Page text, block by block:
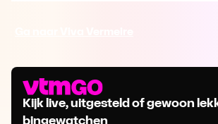
Kijk live, uitgesteld of gewoon